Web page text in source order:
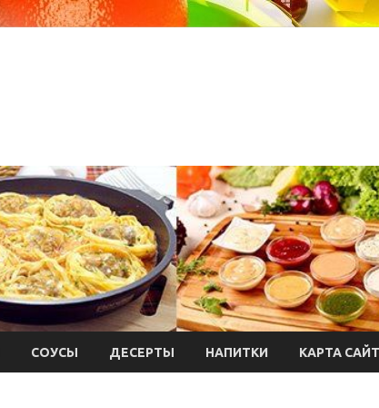
СОУСЫ ДЕСЕРТЫ НАПИТКИ КАРТА